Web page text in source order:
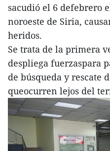
sacudió el 6 defebrero
noroeste de Siria,
heridos.
Se trata de la primera
despliega fuerzaspara
de búsqueda y rescate
queocurren lejos del